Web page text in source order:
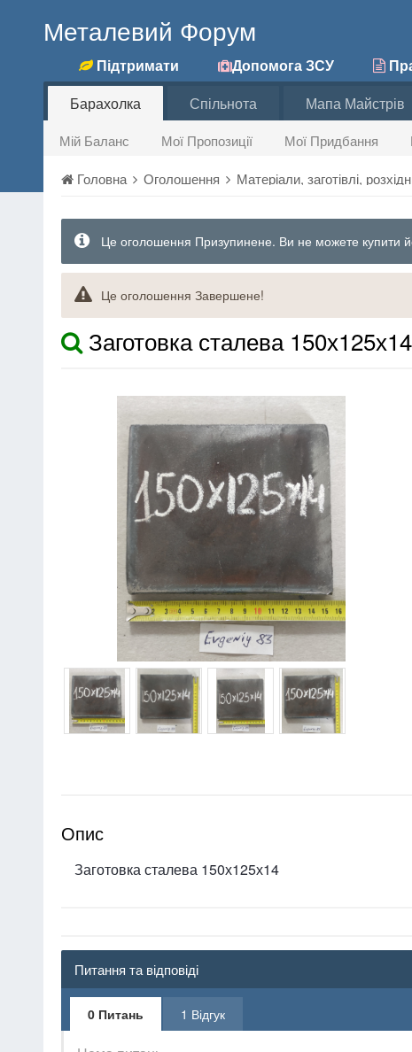
Металевий Форум
Підтримати Допомога ЗСУ
Барахолка
Мій Баланс Мої Пропозиції Мої Придбання
Спільнота Мапа Майстрів
Головна Оголошення Матеріали, заготівлі,
Це оголошення Призупинене. Ви не можете купити
Це оголошення Завершене!
Заготовка сталева 150х125х14
Опис
Заготовка сталева 150х125х14
Питання та відповіді
0 Питань 1 Відгук